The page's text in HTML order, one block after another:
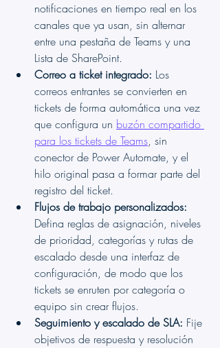
notificaciones en tiempo real en los
canales que ya usan, sin alternar
entre una pestaña de Teams y una
Lista de SharePoint.
Correo a ticket integrado: Los
correos entrantes se convierten en
tickets de forma automática una vez
que configura un buzón compartido
para los tickets de Teams, sin
conector de Power Automate, y el
hilo original pasa a formar parte del
registro del ticket.
Flujos de trabajo personalizados:
Defina reglas de asignación, niveles
de prioridad, categorías y rutas de
escalado desde una interfaz de
configuración, de modo que los
tickets se enruten por categoría o
equipo sin crear flujos.
Seguimiento y escalado de SLA: Fije
objetivos de respuesta y resolución